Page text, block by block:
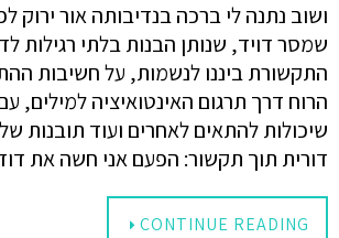
ושוב נתנה לי ברכה בנדיבותה אור
שמסר דויד, שנותן הבנות בלתי רגילות
התקשורת ביננו לנשמות, על חשיבות
הרוח דרך תרגום האינטואיציה למילים,
שיכולות להתאים לאחרים ועוד תובנות
דורית תוך תקשור: הפעם אני חשה את
CONTINUE READING